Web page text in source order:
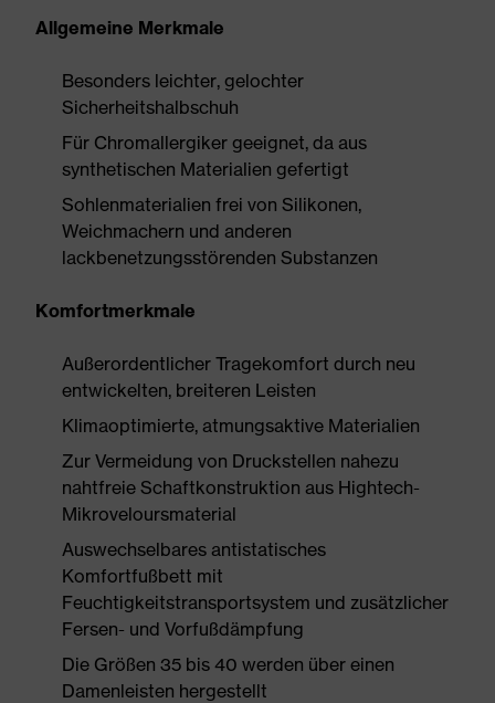
Allgemeine Merkmale
Besonders leichter, gelochter
Sicherheitshalbschuh
Für Chromallergiker geeignet, da aus
synthetischen Materialien gefertigt
Sohlenmaterialien frei von Silikonen,
Weichmachern und anderen
lackbenetzungsstörenden Substanzen
Komfortmerkmale
Außerordentlicher Tragekomfort durch neu
entwickelten, breiteren Leisten
Klimaoptimierte, atmungsaktive Materialien
Zur Vermeidung von Druckstellen nahezu
nahtfreie Schaftkonstruktion aus Hightech-
Mikroveloursmaterial
Auswechselbares antistatisches
Komfortfußbett mit
Feuchtigkeitstransportsystem und zusätzlicher
Fersen- und Vorfußdämpfung
Die Größen 35 bis 40 werden über einen
Damenleisten hergestellt